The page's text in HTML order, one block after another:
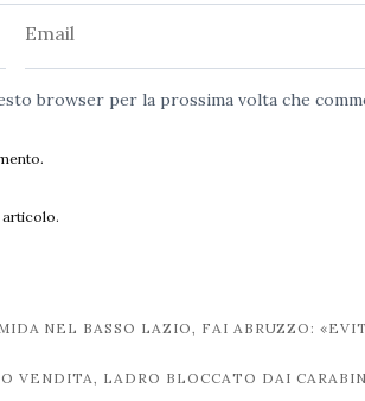
browser per la prossima volta che
articolo.
NEL BASSO LAZIO, FAI ABRUZZO:
VENDITA, LADRO BLOCCATO DAI